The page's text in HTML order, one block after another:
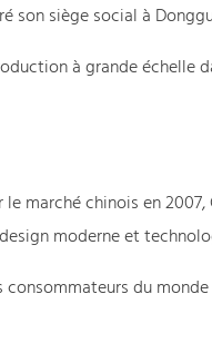
son siège social à
à grande échelle
marché chinois en
moderne et
du